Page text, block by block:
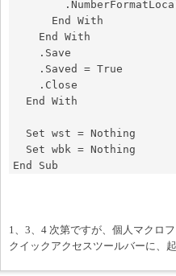
End Sub
1、3、4 次第ですが、個人マクロ
クイックアクセスツールバーに、